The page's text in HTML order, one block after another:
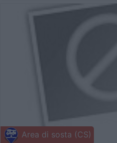
Area di sosta (CS)